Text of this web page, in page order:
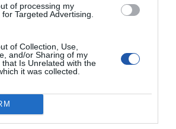
of processing my
Targeted Advertising.
of Collection, Use,
and/or Sharing of my
that Is Unrelated with the
it was collected.
HANDLOWE
RFPLCXEU02A
Dist., New Taipei City, 222, Tajwan
Telefon: +886 2 6622 8888
E-mail: infous@xyzprinting.com
Strona internetowa: www.xyzprinting.com